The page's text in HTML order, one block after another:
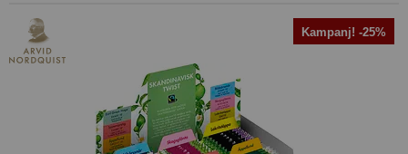
Kampanj! -25%